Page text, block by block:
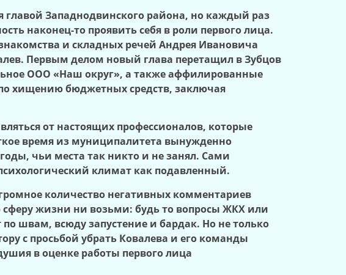
Западнодвинского района, но каждый раз
наконец-то проявить себя в роли первого лица.
и складных речей Андрея Ивановича
Первым делом новый глава перетащил в Зубцов
ООО «Наш округ», а также аффилированные
хищению бюджетных средств, заключая
от настоящих профессионалов, которые
время из муниципалитета вынужденно
чьи места так никто и не занял. Сами
климат как подавленный.
количество негативных комментариев
жизни ни возьми: будь то вопросы ЖКХ или
швам, всюду запустение и бардак. Но не только
с просьбой убрать Ковалева и его команды
в оценке работы первого лица